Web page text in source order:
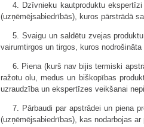
4. Dzīvnieku kautproduktu
(uzņēmējsabiedrībās), kuros pārstrādā
5. Svaigu un saldētu zvejas
vairumtirgos un tirgos, kuros
6. Piena (kurš nav bijis termiski
ražotu olu, medus un biškopības
uzraudzība un ekspertīzes veikšanai
7. Pārbaudi par apstrādei un piena
(uzņēmējsabiedrības), kas nodarbojas